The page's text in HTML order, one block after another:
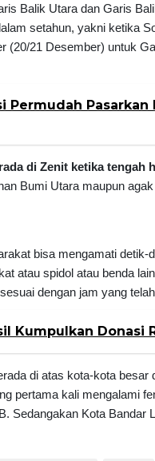
Balik Utara dan Garis
setahun, yakni ketika
21 Desember) untuk
Permudah Pasarkan
di Zenit ketika tengah
Bumi Utara maupun
bisa mengamati detik-
atau spidol atau benda
dengan jam yang
Kumpulkan Donasi
di atas kota-kota besar
pertama kali mengalami
Sedangakan Kota Bandar